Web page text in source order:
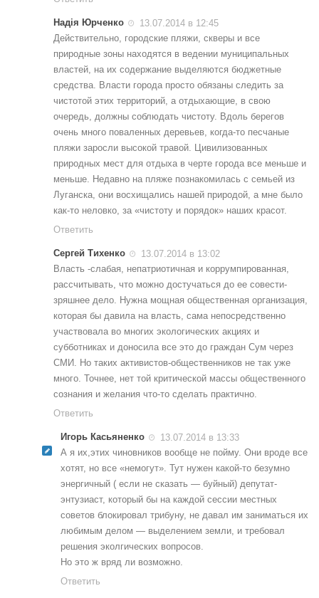
Надія Юрченко
13.07.2014 в 12:45
Действительно, городские пляжи, скверы и все
природные зоны находятся в ведении муниципальных
властей, на их содержание выделяются бюджетные
средства. Власти города просто обязаны следить за
чистотой этих территорий, а отдыхающие, в свою
очередь, должны соблюдать чистоту. Вдоль берегов
очень много поваленных деревьев, когда-то песчаные
пляжи заросли высокой травой. Цивилизованных
природных мест для отдыха в черте города все меньше и
меньше. Недавно на пляже познакомилась с семьей из
Луганска, они восхищались нашей природой, а мне было
как-то неловко, за «чистоту и порядок» наших красот.
Ответить
Сергей Тихенко
13.07.2014 в 13:02
Власть -слабая, непатриотичная и коррумпированная,
рассчитывать, что можно достучаться до ее совести-
зряшнее дело. Нужна мощная общественная организация,
которая бы давила на власть, сама непосредственно
участвовала во многих экологических акциях и
субботниках и доносила все это до граждан Сум через
СМИ. Но таких активистов-общественников не так уже
много. Точнее, нет той критической массы общественного
сознания и желания что-то сделать практично.
Ответить
Игорь Касьяненко
13.07.2014 в 13:33
А я их,этих чиновников вообще не пойму. Они вроде все
хотят, но все «немогут». Тут нужен какой-то безумно
энергичный ( если не сказать — буйный) депутат-
энтузиаст, который бы на каждой сессии местных
советов блокировал трибуну, не давал им заниматься их
любимым делом — выделением земли, и требовал
решения эколгических вопросов.
Но это ж вряд ли возможно.
Ответить